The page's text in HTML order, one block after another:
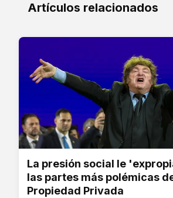
Artículos relacionados
La presión social le
las partes más polémicas
Propiedad Privada